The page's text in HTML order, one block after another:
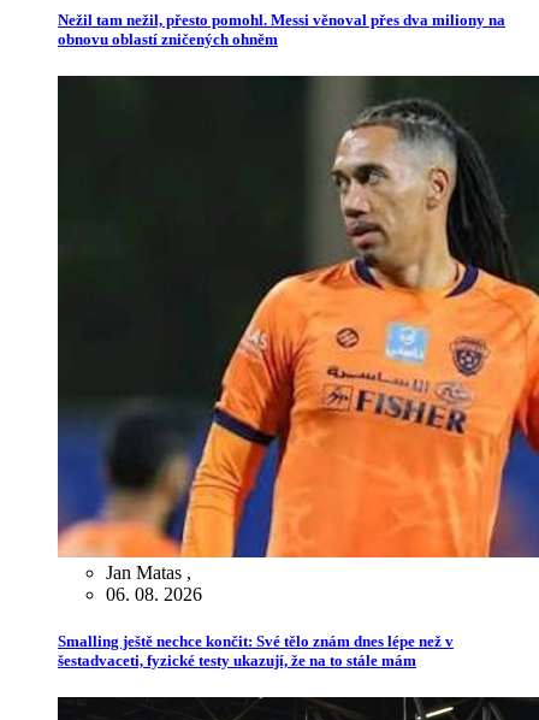
Nežil tam nežil, přesto pomohl. Messi věnoval přes dva miliony na
obnovu oblastí zničených ohněm
Jan Matas ,
06. 08. 2026
Smalling ještě nechce končit: Své tělo znám dnes lépe než v
šestadvaceti, fyzické testy ukazují, že na to stále mám